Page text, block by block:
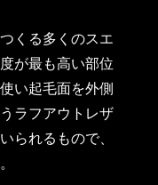
くる多くのスエ
が最も高い部位
い起毛面を外側
ラフアウトレザ
られるもので、